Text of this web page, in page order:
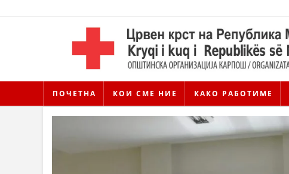
ПОЧЕТНА КОИ СМЕ НИЕ КАКО РАБОТИМЕ